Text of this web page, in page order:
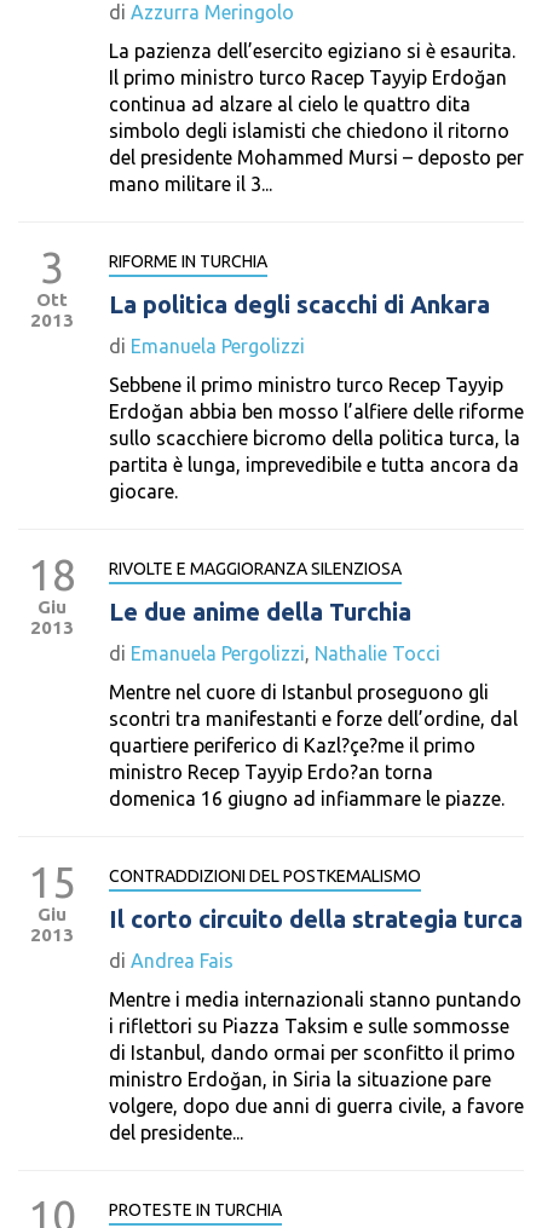
di Azzurra Meringolo
La pazienza dell’esercito egiziano si è esaurita.
Il primo ministro turco Racep Tayyip Erdoğan
continua ad alzare al cielo le quattro dita
simbolo degli islamisti che chiedono il ritorno
del presidente Mohammed Mursi – deposto per
mano militare il 3...
3
Ott
2013
RIFORME IN TURCHIA
La politica degli scacchi di Ankara
di Emanuela Pergolizzi
Sebbene il primo ministro turco Recep Tayyip
Erdoğan abbia ben mosso l’alfiere delle riforme
sullo scacchiere bicromo della politica turca, la
partita è lunga, imprevedibile e tutta ancora da
giocare.
18
Giu
2013
RIVOLTE E MAGGIORANZA SILENZIOSA
Le due anime della Turchia
di Emanuela Pergolizzi, Nathalie Tocci
Mentre nel cuore di Istanbul proseguono gli
scontri tra manifestanti e forze dell’ordine, dal
quartiere periferico di Kazl?çe?me il primo
ministro Recep Tayyip Erdo?an torna
domenica 16 giugno ad infiammare le piazze.
15
Giu
2013
CONTRADDIZIONI DEL POSTKEMALISMO
Il corto circuito della strategia turca
di Andrea Fais
Mentre i media internazionali stanno puntando
i riflettori su Piazza Taksim e sulle sommosse
di Istanbul, dando ormai per sconfitto il primo
ministro Erdoğan, in Siria la situazione pare
volgere, dopo due anni di guerra civile, a favore
del presidente...
10 PROTESTE IN TURCHIA